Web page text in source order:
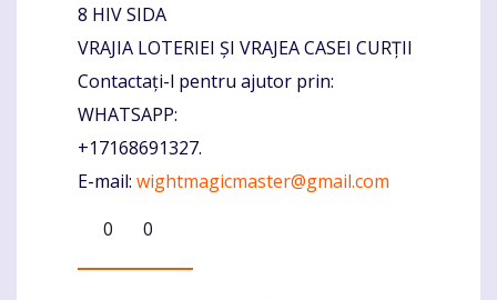
8 HIV SIDA
VRAJIA LOTERIEI ȘI VRAJEA CASEI CURȚII
Contactați-l pentru ajutor prin:
WHATSAPP:
+17168691327.
E-mail: wightmagicmaster@gmail.com
0
0